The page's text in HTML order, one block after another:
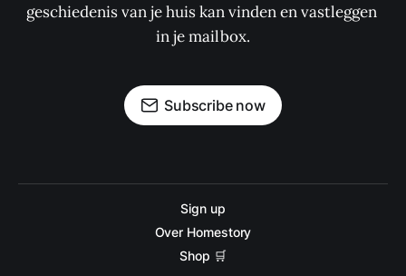
geschiedenis van je huis kan vinden en vastleggen
in je mailbox.
Subscribe now
Sign up
Over Homestory
Shop 🛒